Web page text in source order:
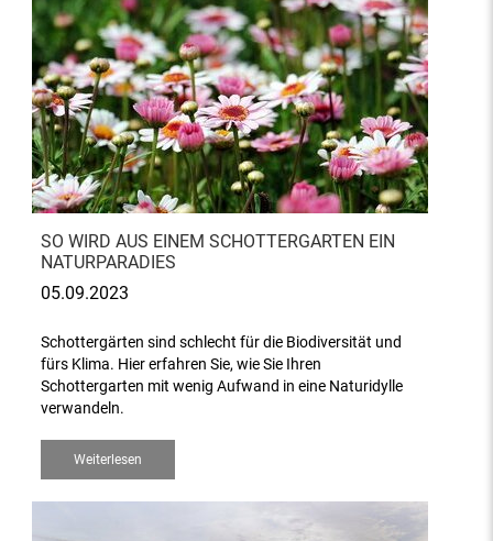
SO WIRD AUS EINEM SCHOTTERGARTEN EIN
NATURPARADIES
05.09.2023
Schottergärten sind schlecht für die Biodiversität und
fürs Klima. Hier erfahren Sie, wie Sie Ihren
Schottergarten mit wenig Aufwand in eine Naturidylle
verwandeln.
Weiterlesen